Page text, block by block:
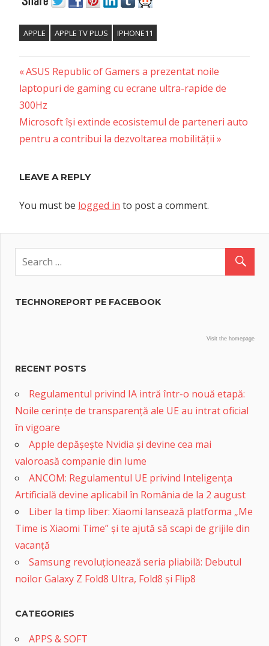
APPLE APPLE TV PLUS IPHONE11
Post
navigation
Previous
Post:
ASUS Republic of Gamers a prezentat noile
laptopuri de gaming cu ecrane ultra-rapide de
300Hz
Next
Post:
Microsoft își extinde ecosistemul de parteneri auto
pentru a contribui la dezvoltarea mobilității
LEAVE A REPLY
You must be logged in to post a comment.
TECHNOREPORT PE FACEBOOK
Visit the homepage
RECENT POSTS
Regulamentul privind IA intră într-o nouă etapă:
Noile cerințe de transparență ale UE au intrat oficial
în vigoare
Apple depășește Nvidia și devine cea mai
valoroasă companie din lume
ANCOM: Regulamentul UE privind Inteligența
Artificială devine aplicabil în România de la 2 august
Liber la timp liber: Xiaomi lansează platforma „Me
Time is Xiaomi Time” și te ajută să scapi de grijile din
vacanță
Samsung revoluționează seria pliabilă: Debutul
noilor Galaxy Z Fold8 Ultra, Fold8 și Flip8
CATEGORIES
APPS & SOFT